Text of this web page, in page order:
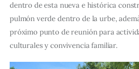
dentro de esta nueva e histórica
pulmón verde dentro de la urbe,
próximo punto de reunión para
culturales y convivencia familiar.